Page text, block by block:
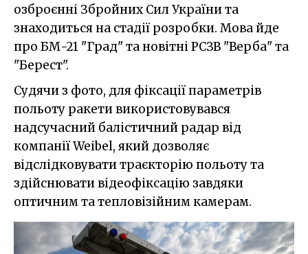
озброєнні Збройних Сил України та
знаходиться на стадії розробки. Мова йде
про БМ-21 "Град" та новітні РСЗВ "Верба" та
"Берест".
Судячи з фото, для фіксації параметрів
польоту ракети використовувався
надсучасний балістичний радар від
компанії Weibel, який дозволяє
відслідковувати траєкторію польоту та
здійснювати відеофіксацію завдяки
оптичним та тепловізійним камерам.